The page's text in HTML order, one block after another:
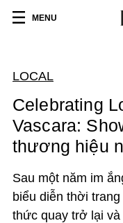
MENU
LOCAL
Celebrating
Vascara:
thương hiệu
Sau một năm im
biểu diễn thời trang
thức quay trở lại